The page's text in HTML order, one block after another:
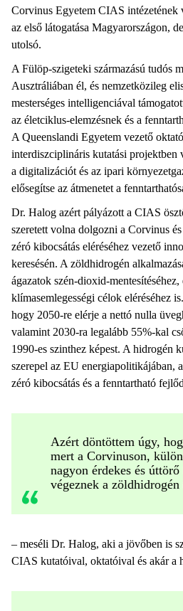
Corvinus Egyetem CIAS intézetének
az első látogatása Magyarországon,
utolsó.
A Fülöp-szigeteki származású tudós
Ausztráliában él, és nemzetközileg
mesterséges intelligenciával
az életciklus-elemzésnek és a
A Queenslandi Egyetem vezető
interdiszciplináris kutatási projektben
a digitalizációt és az ipari
elősegítse az átmenetet a
Dr. Halog azért pályázott a CIAS
szeretett volna dolgozni a Corvinus
zéró kibocsátás eléréséhez vezető
keresésén. A zöldhidrogén
ágazatok szén-dioxid-mentesítéséhez,
klímasemlegességi célok eléréséhez
hogy 2050-re elérje a nettó nulla
valamint 2030-ra legalább 55%-kal
1990-es szinthez képest. A hidrogén
szerepel az EU energiapolitikájában,
zéró kibocsátás és a fenntartható
Azért döntöttem úgy,
mert a Corvinuson,
nagyon érdekes és
végeznek a zöldhidrogén
– meséli Dr. Halog, aki a jövőben is
CIAS kutatóival, oktatóival és akár a